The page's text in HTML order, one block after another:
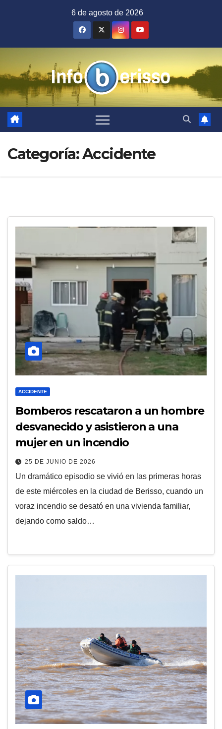
6 de agosto de 2026
Categoría:Accidente
ACCIDENTE
Bomberos rescataron a un hombre
desvanecido y asistieron a una
mujer en un incendio
25 DE JUNIO DE 2026
Un dramático episodio se vivió en las primeras horas
de este miércoles en la ciudad de Berisso, cuando un
voraz incendio se desató en una vivienda familiar,
dejando como saldo…